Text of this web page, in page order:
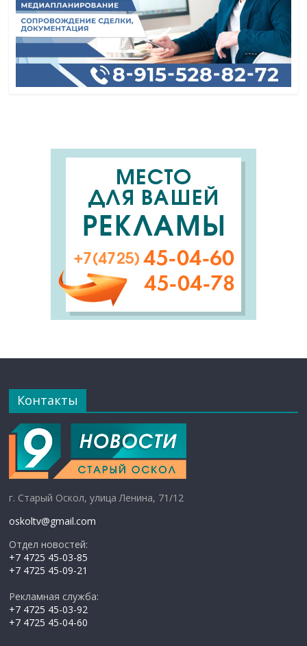
Контакты
г. Старый Оскол, улица Ленина, 71/12
oskoltv@gmail.com
Отдел новостей:
+7 4725 45-03-85
+7 4725 45-09-21
Рекламная служба:
+7 4725 45-03-92
+7 4725 45-04-60